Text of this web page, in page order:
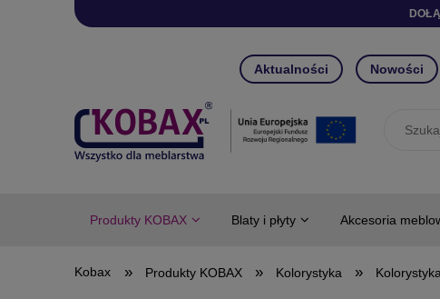
Aktualności Nowości
Produkty KOBAX Blaty i płyty Akcesoria
» Produkty KOBAX » Kolorystyka »